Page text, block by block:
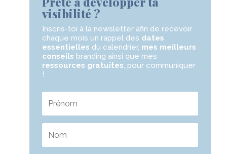
visibilité ?
Inscris-toi à la newsletterafin de recevoir
chaque mois un rappel des dates
essentielles du calendrier, mes meilleurs
conseils branding ainsi que mes
ressources gratuites, pour communiquer
!